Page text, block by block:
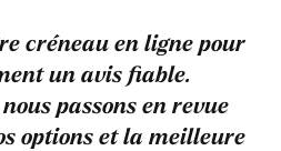
créneau en ligne pour
un avis fiable.
nous passons en revue
options et la meilleure